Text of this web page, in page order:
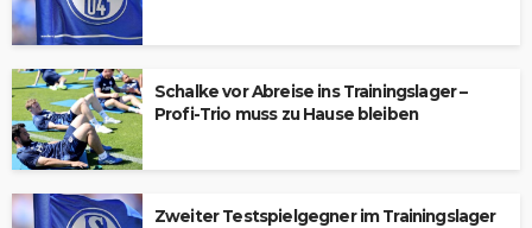
Schalke vor Abreise ins Trainingslager –
Profi-Trio muss zu Hause bleiben
Zweiter Testspielgegner im Trainingslager